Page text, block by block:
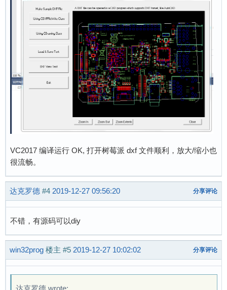
VC2017 编译运行 OK, 打开树莓派 dxf 文件顺利，放大/缩小也
很流畅。
达克罗德 #4 2019-12-27 09:56:20 分享评论
不错，有源码可以diy
win32prog 楼主 #5 2019-12-27 10:02:02 分享评论
达克罗德 wrote: